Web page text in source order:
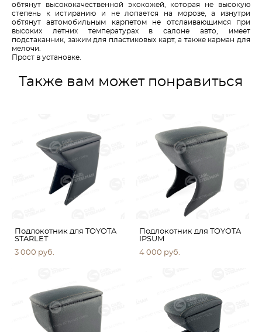
обтянут высококачественной экокожей, которая не высокую
степень к истиранию и не лопается на морозе, а изнутри
обтянут автомобильным карпетом не отслаивающимся при
высоких летних температурах в салоне авто, имеет
подстаканник, зажим для пластиковых карт, а также карман для
мелочи.
Прост в установке.
Также вам может понравиться
Подлокотник для TOYOTA
STARLET
3 000 pуб.
Подлокотник для TOYOTA
IPSUM
4 000 pуб.